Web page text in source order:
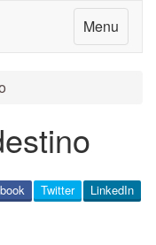
Menu
LinkedIn
Twitter